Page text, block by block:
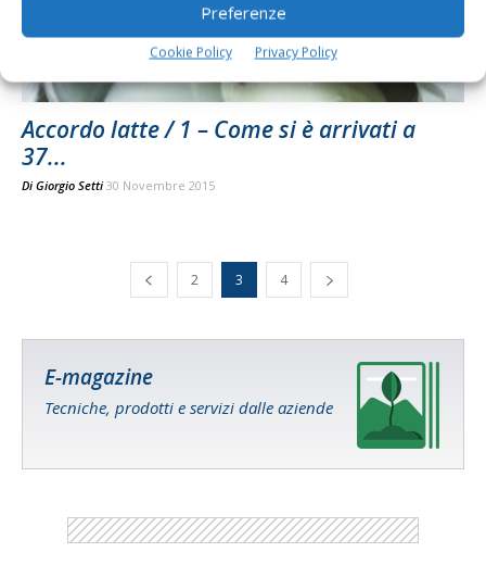
Preferenze
Cookie Policy Privacy Policy
Accordo latte / 1 – Come si è arrivati a
37...
Di Giorgio Setti 30 Novembre 2015
2 3 4
E-magazine
Tecniche, prodotti e servizi dalle aziende